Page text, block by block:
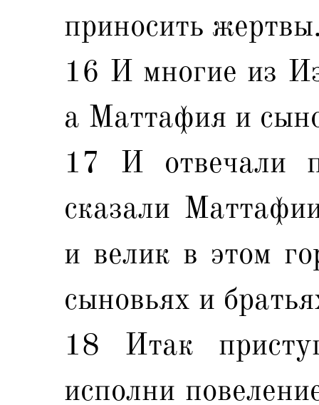
приносить
16 И многие из
а Маттафия и
17 И отвечали
сказали
и велик в этом
сыновьях и
18 Итак
исполни